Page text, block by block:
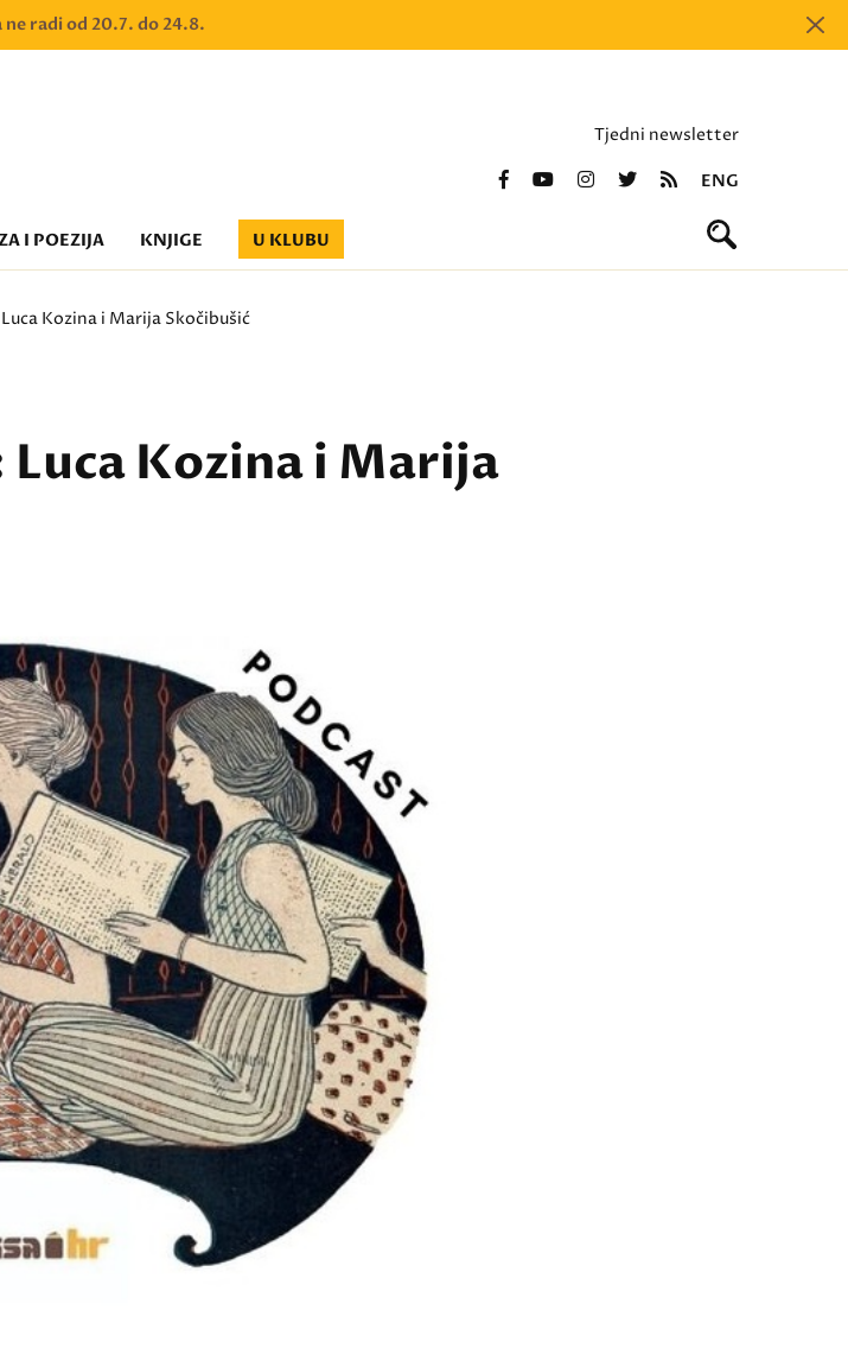
ne radi od 20.7. do 24.8.
Tjedni newsletter
ENG
I POEZIJA KNJIGE U KLUBU
Kozina i Marija Skočibušić
Kozina i Marija